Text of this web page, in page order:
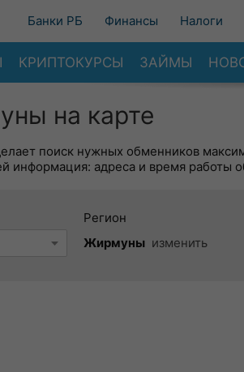
Банки РБ Финансы Налоги
КРИПТОКУРСЫ ЗАЙМЫ
на карте
поиск нужных обменников
информация: адреса и время работы
Регион
Жирмуны изменить